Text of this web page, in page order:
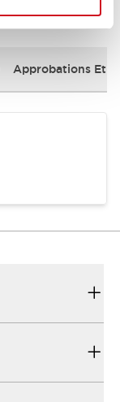
Approbations Et